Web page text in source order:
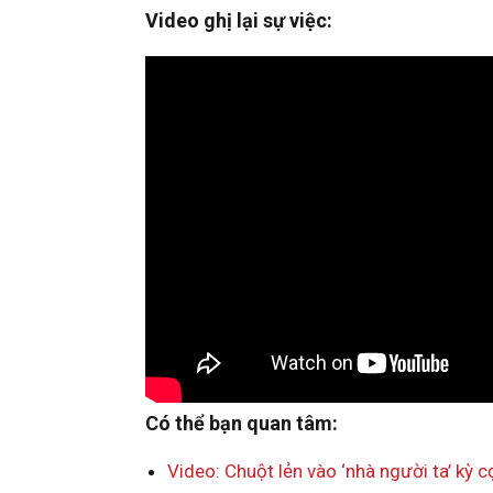
Video ghị lại sự việc:
Có thể bạn quan tâm:
Video: Chuột lẻn vào ‘nhà người ta’ kỳ